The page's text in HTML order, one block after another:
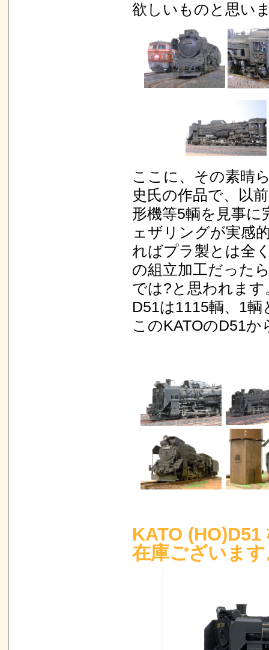
欲しいものと思い
ここに、その素晴
史氏の作品で、以
形機等5輌を見事
ェザリングが実感
ればプラ製とは全
の組立加工だった
では?と思われます
D51は1115輌、1
このKATOのD51
KATO
在庫ございま